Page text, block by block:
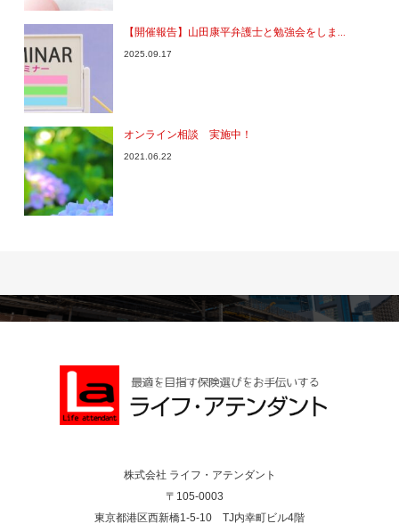
【開催報告】山田康平弁護士と勉強会をしま...
2025.09.17
オンライン相談 実施中！
2021.06.22
株式会社 ライフ・アテンダント
〒105-0003
東京都港区西新橋1-5-10 TJ内幸町ビル4階